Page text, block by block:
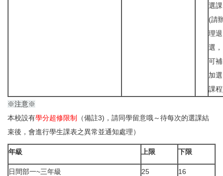
選課
(請
理退
選，
可補
加選
課
※注意※
本校設有學分超修限制
（備註3)，請同學留意哦～待每次的選課結
束後，會進行學生課表之異常並通知處理）
年級 上限 下限
日間部一~三年級 25 16